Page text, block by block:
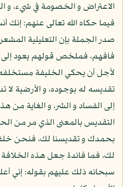
الاعتراض و الخصومة في شيء، و
فيما حكاه الله تعالى عنهم: إنك
صدر الجملة بإن التعليلية
فافهم، فملخص قولهم يعود إلى
لأجل أن يحكي الخليفة
تقديسه له بوجوده، و الأرضية
إلى الفساد و الشر، و الغاية من
التقديس بالمعنى الذي مر من
بحمدك و تقديسنا لك، فنحن
لك، فما فائدة جعل هذه الخلافة
سبحانه ذلك عليهم بقوله: إني